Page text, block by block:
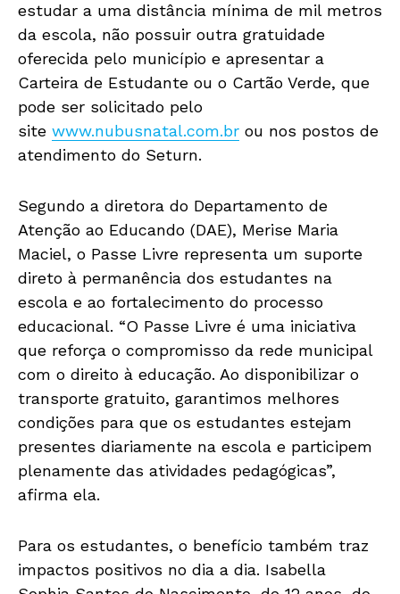
estudar a uma distância mínima de mil metros
da escola, não possuir outra gratuidade
oferecida pelo município e apresentar a
Carteira de Estudante ou o Cartão Verde, que
pode ser solicitado pelo
site www.nubusnatal.com.br ou nos postos de
atendimento do Seturn.
Segundo a diretora do Departamento de
Atenção ao Educando (DAE), Merise Maria
Maciel, o Passe Livre representa um suporte
direto à permanência dos estudantes na
escola e ao fortalecimento do processo
educacional. “O Passe Livre é uma iniciativa
que reforça o compromisso da rede municipal
com o direito à educação. Ao disponibilizar o
transporte gratuito, garantimos melhores
condições para que os estudantes estejam
presentes diariamente na escola e participem
plenamente das atividades pedagógicas”,
afirma ela.
Para os estudantes, o benefício também traz
impactos positivos no dia a dia. Isabella